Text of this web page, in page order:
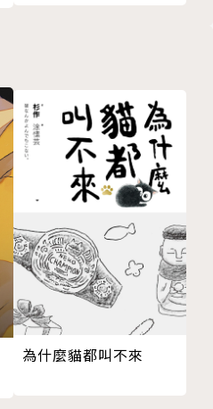
為什麼貓都叫不來